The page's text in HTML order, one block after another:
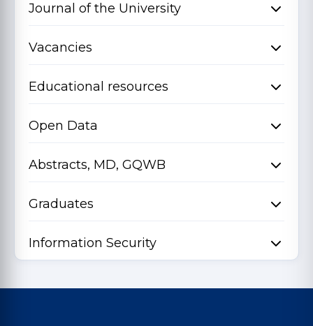
Journal of the University
Vacancies
Educational resources
Open Data
Abstracts, MD, GQWB
Graduates
Information Security